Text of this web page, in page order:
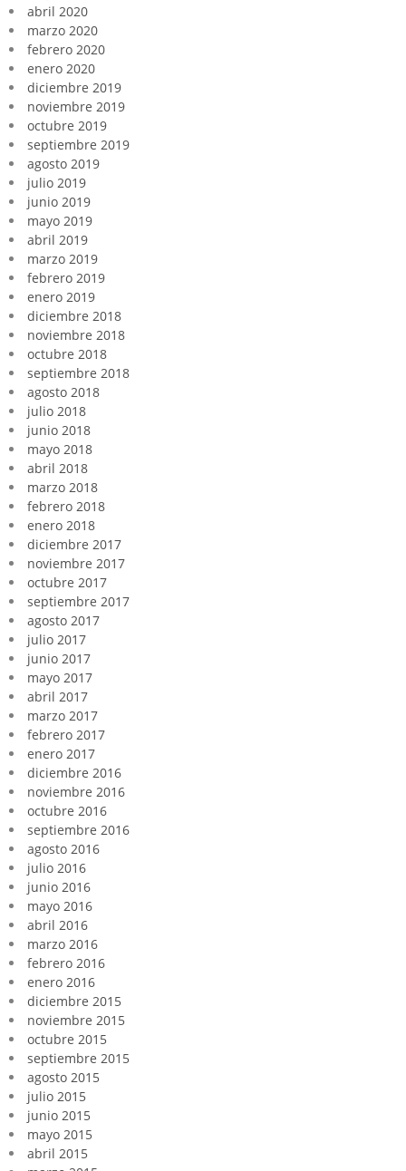
abril 2020
marzo 2020
febrero 2020
enero 2020
diciembre 2019
noviembre 2019
octubre 2019
septiembre 2019
agosto 2019
julio 2019
junio 2019
mayo 2019
abril 2019
marzo 2019
febrero 2019
enero 2019
diciembre 2018
noviembre 2018
octubre 2018
septiembre 2018
agosto 2018
julio 2018
junio 2018
mayo 2018
abril 2018
marzo 2018
febrero 2018
enero 2018
diciembre 2017
noviembre 2017
octubre 2017
septiembre 2017
agosto 2017
julio 2017
junio 2017
mayo 2017
abril 2017
marzo 2017
febrero 2017
enero 2017
diciembre 2016
noviembre 2016
octubre 2016
septiembre 2016
agosto 2016
julio 2016
junio 2016
mayo 2016
abril 2016
marzo 2016
febrero 2016
enero 2016
diciembre 2015
noviembre 2015
octubre 2015
septiembre 2015
agosto 2015
julio 2015
junio 2015
mayo 2015
abril 2015